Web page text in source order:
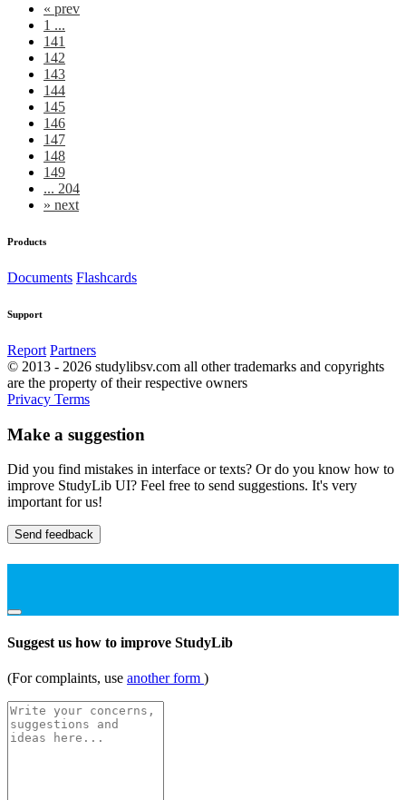
« prev
1 ...
141
142
143
144
145
146
147
148
149
... 204
» next
Products
Documents Flashcards
Support
Report Partners
© 2013 - 2026 studylibsv.com all other trademarks and copyrights
are the property of their respective owners
Privacy Terms
Make a suggestion
Did you find mistakes in interface or texts? Or do you know how to
improve StudyLib UI? Feel free to send suggestions. It's very
important for us!
Send feedback
Suggest us how to improve StudyLib
(For complaints, use another form )